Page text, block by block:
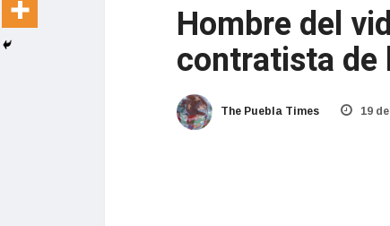
Hombre del
contratista de
The Puebla Times 19